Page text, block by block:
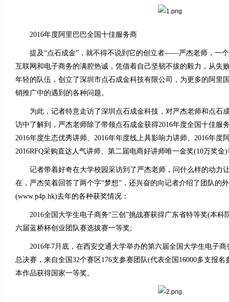
2016年度阿里巴巴全国十佳服务商
提及“点石成金”，就不得不说到它的创立者——严杰老师，一个
互联网和电子商务的满腔热诚，凭借着自己坚韧不拔的毅力，从失
年轻的队伍，创立了深圳市点石成金科技有限公司，为更多的阿里
销推广中的遇到的各种问题。
为此，记者特意走访了深圳点石成金科技，对严杰老师和点石
访中了解到，严杰老师除了带领点石成金获得2016年度全国十佳服
2016年度生态优秀讲师、2016年年度线上具影响力讲师、2016年度
2016RFQ采购直达人气讲师、第二届电商好讲师唯一金奖(10万奖金
记者带着好奇在大学校园采访到了严杰老师，问什么样的动力
在，严杰笑着回答了两个字“梦想”，还兴奋的向记者介绍了团队的
(www.p4p.hk)去年的各种获奖情况：
2016全国大学生电子商务“三创”挑战赛获得广东省特等奖(本科
六届蓝桥杯创业团队赛选拔赛一等奖;
2016年7月底，在西安交通大学举办的第六届全国大学生电子商
总决赛，来自全国32个赛区176支参赛团队(代表全国16000多支报
本作品获得国家一等奖。